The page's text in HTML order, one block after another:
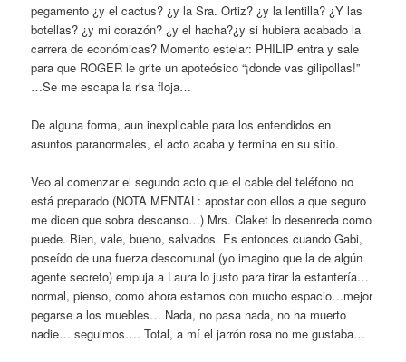
pegamento ¿y el cactus? ¿y la Sra. Ortiz? ¿y la lentilla? ¿Y las
botellas? ¿y mi corazón? ¿y el hacha?¿y si hubiera acabado la
carrera de económicas? Momento estelar: PHILIP entra y sale
para que ROGER le grite un apoteósico “¡donde vas gilipollas!”
…Se me escapa la risa floja…
De alguna forma, aun inexplicable para los entendidos en
asuntos paranormales, el acto acaba y termina en su sitio.
Veo al comenzar el segundo acto que el cable del teléfono no
está preparado (NOTA MENTAL: apostar con ellos a que seguro
me dicen que sobra descanso…) Mrs. Claket lo desenreda como
puede. Bien, vale, bueno, salvados. Es entonces cuando Gabi,
poseído de una fuerza descomunal (yo imagino que la de algún
agente secreto) empuja a Laura lo justo para tirar la estantería…
normal, pienso, como ahora estamos con mucho espacio…mejor
pegarse a los muebles… Nada, no pasa nada, no ha muerto
nadie… seguimos…. Total, a mí el jarrón rosa no me gustaba…